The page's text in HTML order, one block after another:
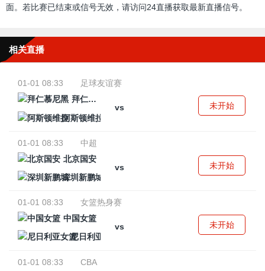
面。若比赛已结束或信号无效，请访问24直播获取最新直播信号。
相关直播
01-01 08:33
足球友谊赛
拜仁慕尼黑
vs
阿斯顿维拉
未开始
01-01 08:33
中超
北京国安
vs
深圳新鹏城
未开始
01-01 08:33
女篮热身赛
中国女篮
vs
尼日利亚女篮
未开始
01-01 08:33
CBA